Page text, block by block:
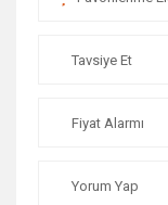
Tavsiye Et
Fiyat Alarmı
Yorum Yap